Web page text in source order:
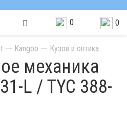
0 0
Kangoo Кузов и оптика
механика
L / TYC 388-